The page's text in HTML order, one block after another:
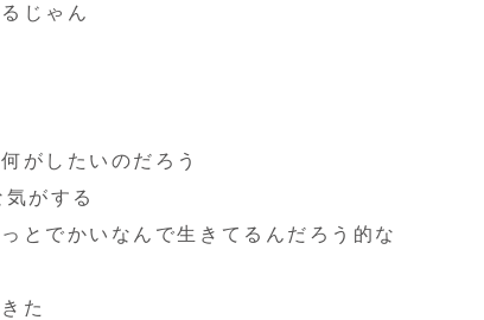
じゃん
がしたいのだろう
がする
とでかいなんで生きてるんだろう的な
た